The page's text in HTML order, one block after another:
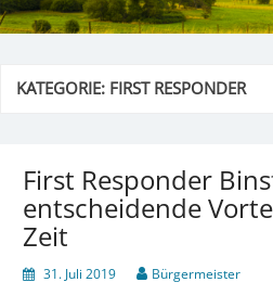
KATEGORIE: FIRST RESPONDER
First Responder
entscheidende
Zeit
31. Juli 2019 Bürgermeister